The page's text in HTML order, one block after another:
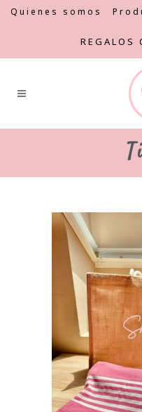
Quienes somos
REGALOS